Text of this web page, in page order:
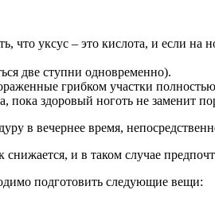
уксус – это кислота, и если на
две ступни одновременно).
грибком участки
пока здоровый ноготь не заменит
в вечернее время,
и в таком случае
подготовить следующие вещи: